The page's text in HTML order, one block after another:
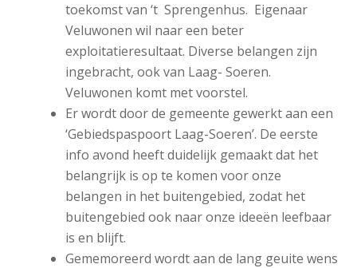
toekomst van ‘t Sprengenhus. Eigenaar
Veluwonen wil naar een beter
exploitatieresultaat. Diverse belangen zijn
ingebracht, ook van Laag- Soeren.
Veluwonen komt met voorstel.
Er wordt door de gemeente gewerkt aan een
‘Gebiedspaspoort Laag-Soeren’. De eerste
info avond heeft duidelijk gemaakt dat het
belangrijk is op te komen voor onze
belangen in het buitengebied, zodat het
buitengebied ook naar onze ideeën leefbaar
is en blijft.
Gememoreerd wordt aan de lang geuite wens